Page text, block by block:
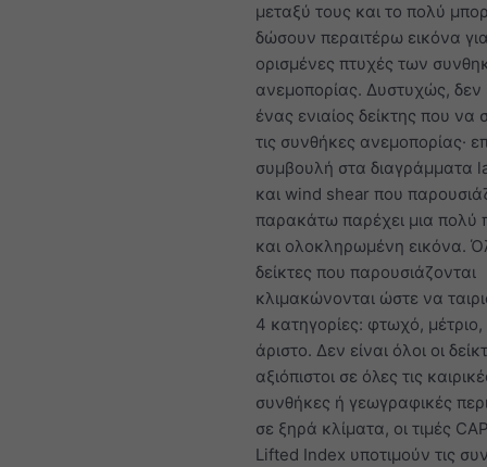
μεταξύ τους και το πολύ
δώσουν περαιτέρω εικόνα
ορισμένες πτυχές των
ανεμοπορίας. Δυστυχώς, δεν
ένας ενιαίος δείκτης που να
τις συνθήκες ανεμοπορίας·
συμβουλή στα διαγράμματα
και wind shear που
παρακάτω παρέχει μια πολύ
και ολοκληρωμένη εικόνα.
δείκτες που παρουσιάζονται
κλιμακώνονται ώστε να
4 κατηγορίες: φτωχό,
άριστο. Δεν είναι όλοι οι
αξιόπιστοι σε όλες τις
συνθήκες ή γεωγραφικές
σε ξηρά κλίματα, οι τιμές
Lifted Index υποτιμούν τις